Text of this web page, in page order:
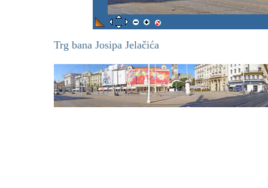
Trg bana Josipa Jelačića